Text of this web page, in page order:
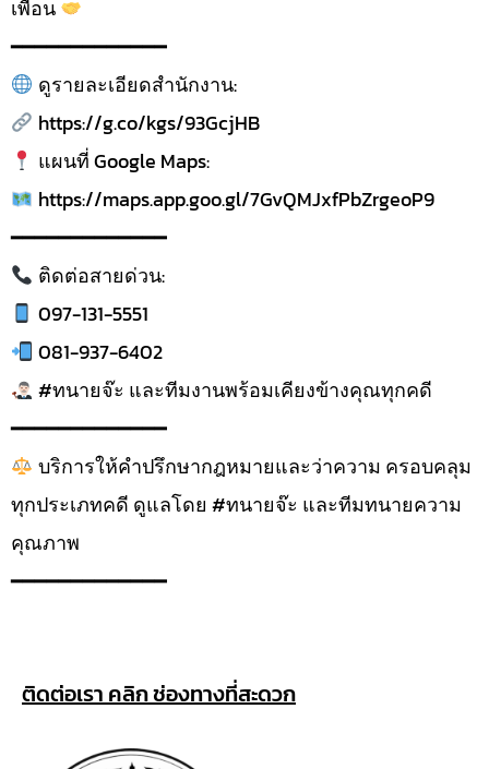
เพื่อน
━━━━━━━━━━━━━
ดูรายละเอียดสำนักงาน:
https://g.co/kgs/93GcjHB
แผนที่ Google Maps:
https://maps.app.goo.gl/7GvQMJxfPbZrgeoP9
━━━━━━━━━━━━━
ติดต่อสายด่วน:
097-131-5551
081-937-6402
#ทนายจ๊ะ และทีมงานพร้อมเคียงข้างคุณทุกคดี
━━━━━━━━━━━━━
บริการให้คำปรึกษากฎหมายและว่าความ ครอบคลุม
ทุกประเภทคดี ดูแลโดย #ทนายจ๊ะ และทีมทนายความ
คุณภาพ
━━━━━━━━━━━━━
ติดต่อเรา คลิก ช่องทางที่สะดวก